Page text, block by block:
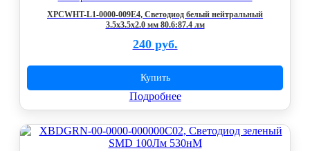
XPCWHT-L1-0000-009E4, Светодиод белый нейтральный
3.5x3.5x2.0 мм 80.6:87.4 лм
240 руб.
Купить
Подробнее